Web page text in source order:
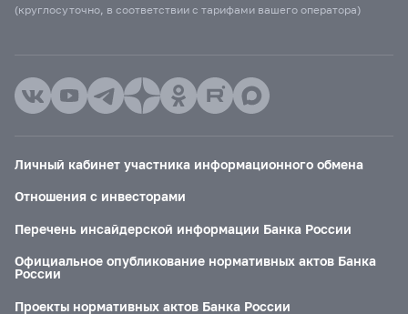
(круглосуточно, в соответствии с тарифами вашего оператора)
Личный кабинет участника информационного обмена
Отношения с инвесторами
Перечень инсайдерской информации Банка России
Официальное опубликование нормативных актов Банка
России
Проекты нормативных актов Банка России